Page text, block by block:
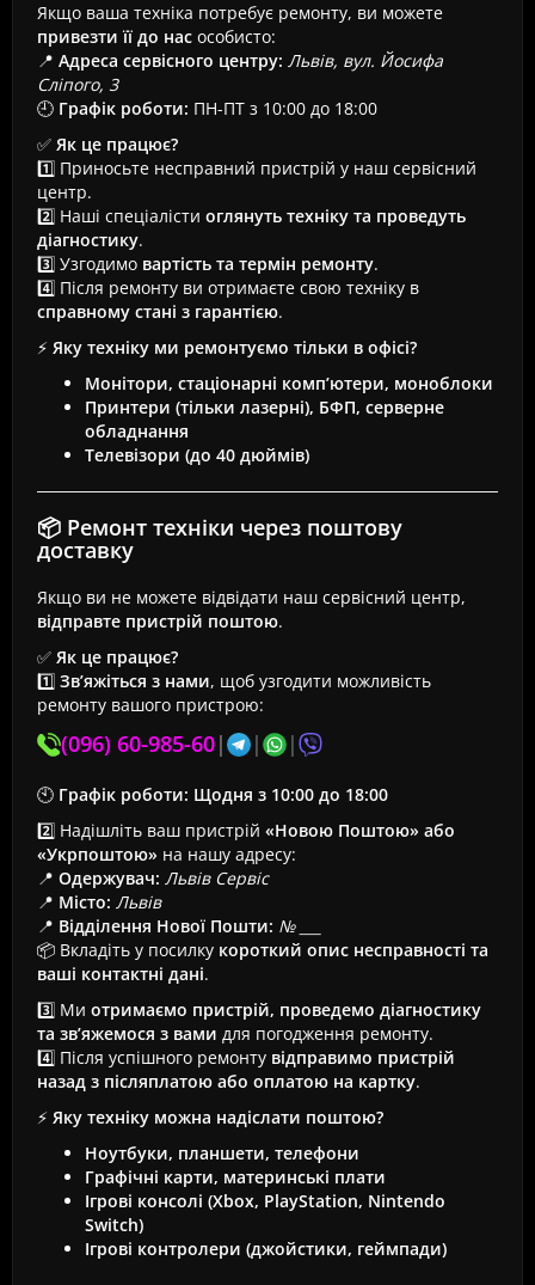
Якщо ваша техніка потребує ремонту, ви можете
привезти її до нас особисто:
📍 Адреса сервісного центру: Львів, вул. Йосифа
Сліпого, 3
🕘 Графік роботи: ПН-ПТ з 10:00 до 18:00
✅ Як це працює?
1️⃣ Приносьте несправний пристрій у наш сервісний
центр.
2️⃣ Наші спеціалісти оглянуть техніку та проведуть
діагностику.
3️⃣ Узгодимо вартість та термін ремонту.
4️⃣ Після ремонту ви отримаєте свою техніку в
справному стані з гарантією.
⚡ Яку техніку ми ремонтуємо тільки в офісі?
Монітори, стаціонарні комп’ютери, моноблоки
Принтери (тільки лазерні), БФП, серверне
обладнання
Телевізори (до 40 дюймів)
📦 Ремонт техніки через поштову
доставку
Якщо ви не можете відвідати наш сервісний центр,
відправте пристрій поштою.
✅ Як це працює?
1️⃣ Зв’яжіться з нами, щоб узгодити можливість
ремонту вашого пристрою:
(096) 60-985-60| | |
🕙 Графік роботи: Щодня з 10:00 до 18:00
2️⃣ Надішліть ваш пристрій «Новою Поштою» або
«Укрпоштою» на нашу адресу:
📍 Одержувач: Львів Сервіс
📍 Місто: Львів
📍 Відділення Нової Пошти: № ___
📦 Вкладіть у посилку короткий опис несправності та
ваші контактні дані.
3️⃣ Ми отримаємо пристрій, проведемо діагностику
та зв’яжемося з вами для погодження ремонту.
4️⃣ Після успішного ремонту відправимо пристрій
назад з післяплатою або оплатою на картку.
⚡ Яку техніку можна надіслати поштою?
Ноутбуки, планшети, телефони
Графічні карти, материнські плати
Ігрові консолі (Xbox, PlayStation, Nintendo
Switch)
Ігрові контролери (джойстики, геймпади)